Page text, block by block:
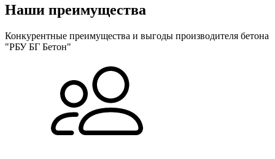
Наши преимущества
Конкурентные преимущества и выгоды производителя бетона
"РБУ БГ Бетон"